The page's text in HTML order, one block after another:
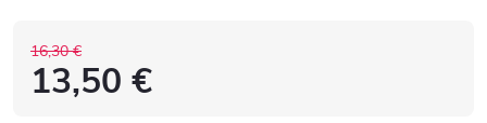
16,30 €
13,50 €